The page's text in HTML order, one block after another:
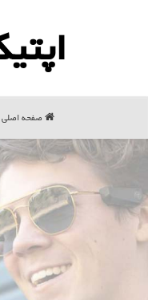
صفحه اصلی